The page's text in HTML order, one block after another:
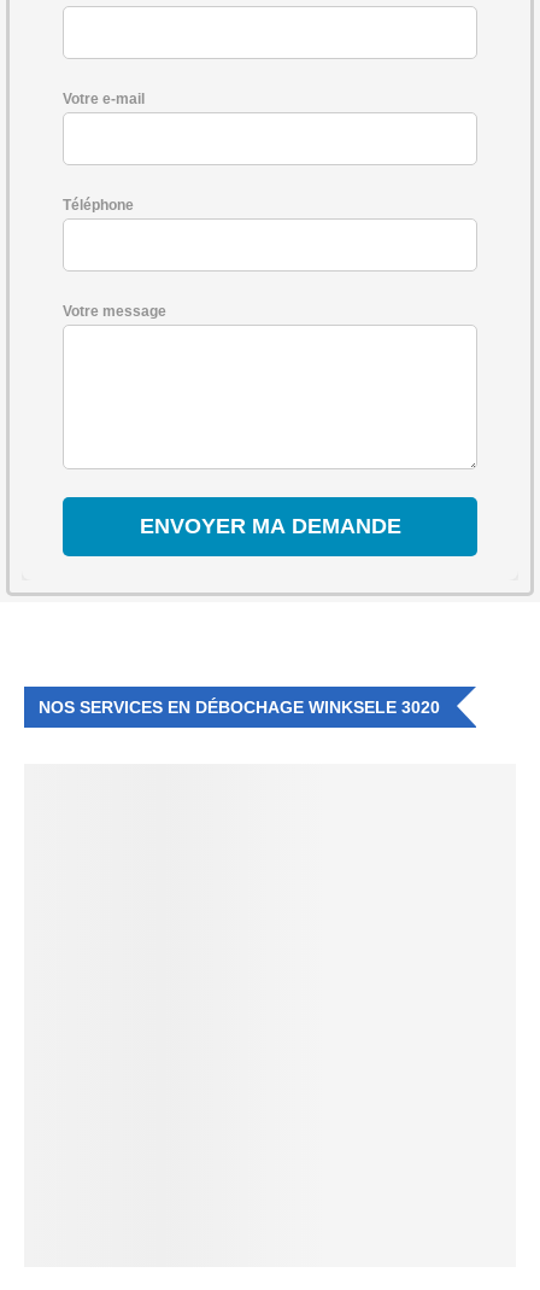
Votre e-mail
Téléphone
Votre message
NOS SERVICES EN DÉBOCHAGE WINKSELE 3020